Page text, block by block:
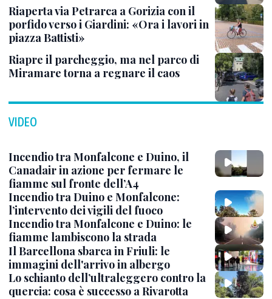
Riaperta via Petrarca a Gorizia con il
porfido verso i Giardini: «Ora i lavori in
piazza Battisti»
Riapre il parcheggio, ma nel parco di
Miramare torna a regnare il caos
VIDEO
Incendio tra Monfalcone e Duino, il
Canadair in azione per fermare le
fiamme sul fronte dell’A4
Incendio tra Duino e Monfalcone:
l’intervento dei vigili del fuoco
Incendio tra Monfalcone e Duino: le
fiamme lambiscono la strada
Il Barcellona sbarca in Friuli: le
immagini dell'arrivo in albergo
Lo schianto dell’ultraleggero contro la
quercia: cosa è successo a Rivarotta